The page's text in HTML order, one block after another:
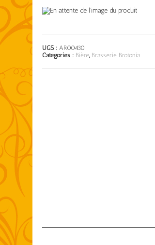
UGS : AR00430
Catégories : Bière, Brasserie Brotonia